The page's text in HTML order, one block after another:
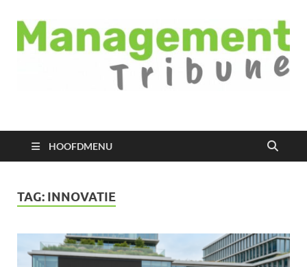
Managementtribune
HOOFDMENU
TAG: INNOVATIE